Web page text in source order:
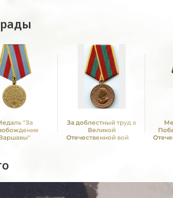
"За
За доблестный труд в
Великой
Отечественной войне